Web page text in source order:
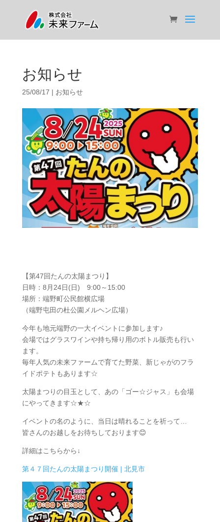
お知らせ
25/08/17 | お知らせ
【第47回たんの太陽まつり】
日時：8月24日(日) 9:00～15:00
場所：端野町公民館横広場
（端野屯田の杜公園メルヘン広場）
今年も地元端野の一大イベントに参加します♪
会場ではグラスワインや持ち帰り用のボトル販売も行い
ます。
毎年人気の未来ファームで育てた野菜、新じゃがのフラ
イドポテトもあります☆
太陽まつりの目玉として、あの「ゴー☆ジャス」も会場
にやってきます☆★☆
イベントの名のように、当日は晴れることを祈って…
皆さんのお越しをお待ちしております😊
詳細はこちらから↓
第４７回たんの太陽まつり開催 | 北見市